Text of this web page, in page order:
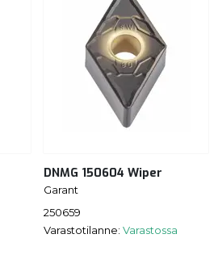
DNMG 150604 Wiper
Garant
250659
Varastotilanne: Varastossa